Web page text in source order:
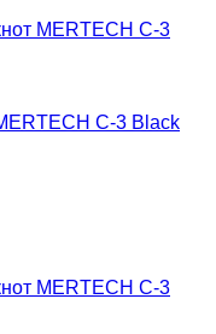
C-3 Black